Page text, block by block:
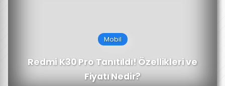
Mobil
Redmi K30 Pro Tanıtıldı! Özellikleri ve
Fiyatı Nedir?